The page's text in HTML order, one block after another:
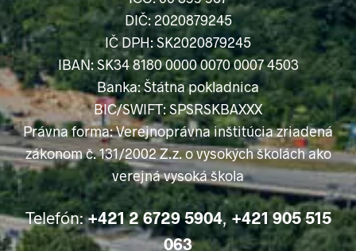
DIČ: 2020879245
IČ DPH: SK2020879245
IBAN: SK34 8180 0000 0070 0007 4503
Banka: Štátna pokladnica
BIC/SWIFT: SPSRSKBAXXX
Právna forma: Verejnoprávna inštitúcia zriadená
zákonom č. 131/2002 Z.z. o vysokých školách ako
verejná vysoká škola
Telefón:+421 2 6729 5904,+421 905 515
063